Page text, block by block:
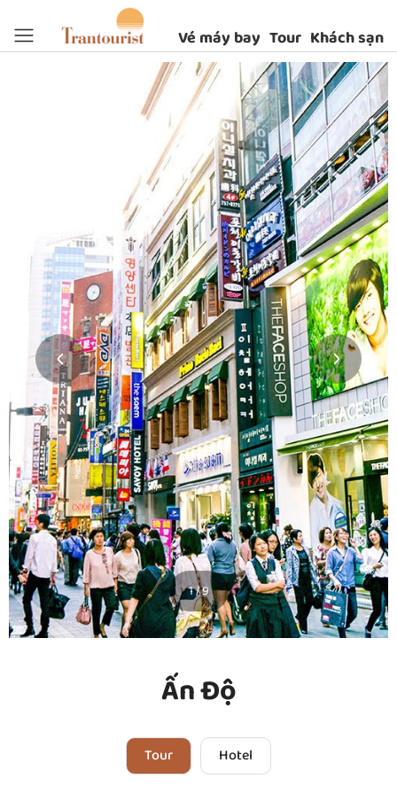
Vé máy bay Tour Khách sạn
1 / 9
Ấn Độ
Tour Hotel